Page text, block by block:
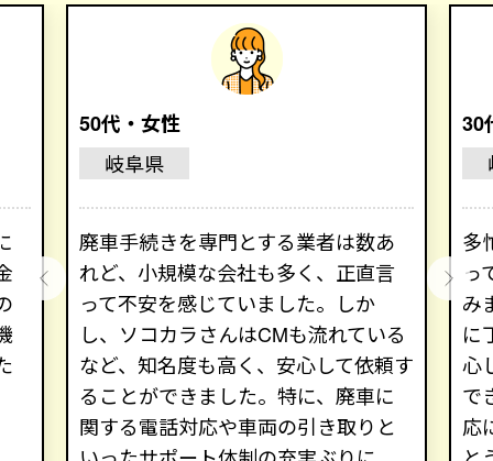
50代・女性
岐阜県
廃車手続きを専門とする業者は数あ
れど、小規模な会社も多く、正直言
って不安を感じていました。しか
し、ソコカラさんはCMも流れている
など、知名度も高く、安心して依頼す
ることができました。特に、廃車に
関する電話対応や車両の引き取りと
30
多
っ
み
に
心
で
応